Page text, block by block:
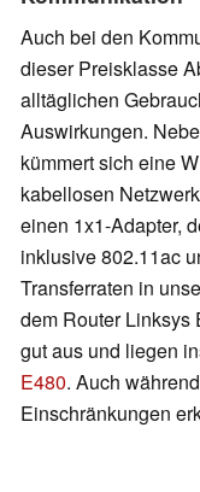
Auch bei den
dieser Preisklasse
alltäglichen
Auswirkungen.
kümmert sich eine
kabellosen
einen 1x1-Adapter,
inklusive 802.11ac
Transferraten in
dem Router Linksys
gut aus und liegen
E480. Auch
Einschränkungen